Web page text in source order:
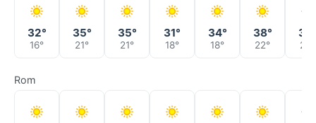
32°
16°
35°
21°
35°
21°
31°
18°
34°
18°
38°
22°
37°
23°
Rom